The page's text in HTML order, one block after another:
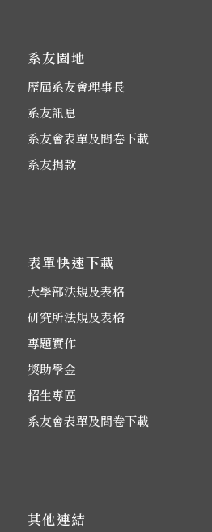
系友園地
歷屆系友會理事長
系友訊息
系友會表單及問卷下載
系友捐款
表單快速下載
大學部法規及表格
研究所法規及表格
專題實作
獎助學金
招生專區
系友會表單及問卷下載
其他連結